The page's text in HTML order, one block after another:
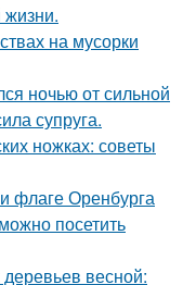
на мусорки
ночью от сильной
супруга.
ножках: советы
флаге Оренбурга
посетить
весной: